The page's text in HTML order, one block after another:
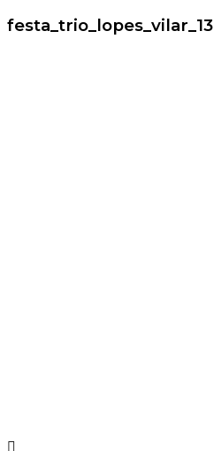
festa_trio_lopes_vilar_13